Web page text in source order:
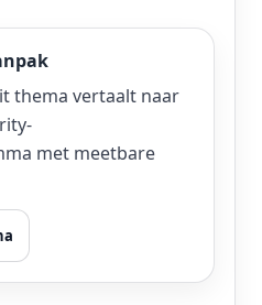
thema vertaalt naar
met meetbare